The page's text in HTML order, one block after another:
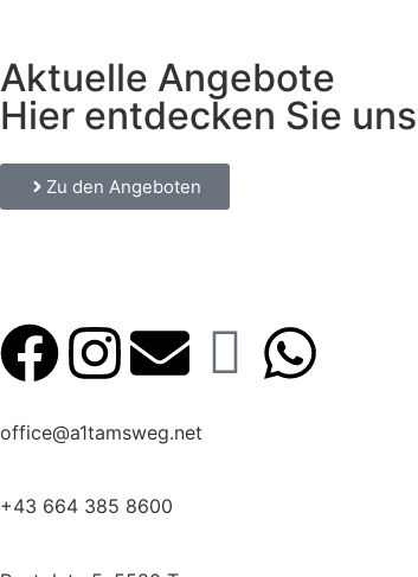
Aktuelle Angebote
Hier entdecken Sie
Zu den Angeboten
office@a1tamsweg.net
+43 664 385 8600